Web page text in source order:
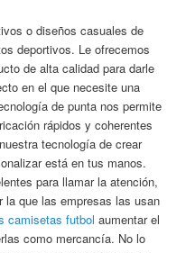
o diseños casuales de
deportivos. Le ofrecemos
de alta calidad para darle
en el que necesite una
de punta nos permite
rápidos y coherentes
tecnología de crear
está en tus manos.
para llamar la atención,
que las empresas las usan
camisetas futbol aumentar el
como mercancía. No lo